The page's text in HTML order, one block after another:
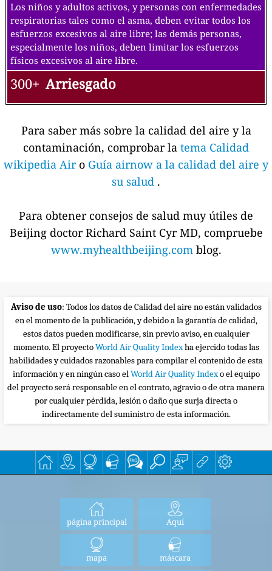
Los niños y adultos activos, y personas con enfermedades
respiratorias tales como el asma, deben evitar todos los
esfuerzos excesivos al aire libre; las demás personas,
especialmente los niños, deben limitar los esfuerzos
físicos excesivos al aire libre.
300+ Arriesgado
Para saber más sobre la calidad del aire y la
contaminación, comprobar la tema Calidad
wikipedia Air o Guía airnow a la calidad del aire y
su salud .
Para obtener consejos de salud muy útiles de
Beijing doctor Richard Saint Cyr MD, compruebe
www.myhealthbeijing.com blog.
Aviso de uso: Todos los datos de Calidad del aire no están validados
en el momento de la publicación, y debido a la garantía de calidad,
estos datos pueden modificarse, sin previo aviso, en cualquier
momento. El proyectoWorld Air Quality Indexha ejercido todas las
habilidades y cuidados razonables para compilar el contenido de esta
información y en ningún caso elWorld Air Quality Indexo el equipo
del proyecto será responsable en el contrato, agravio o de otra manera
por cualquier pérdida, lesión o daño que surja directa o
indirectamente del suministro de esta información.
página principal Aquí
mapa máscara